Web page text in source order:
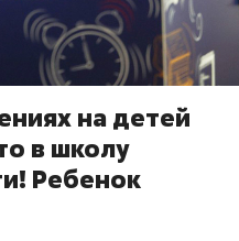
на детей
в школу
Ребенок